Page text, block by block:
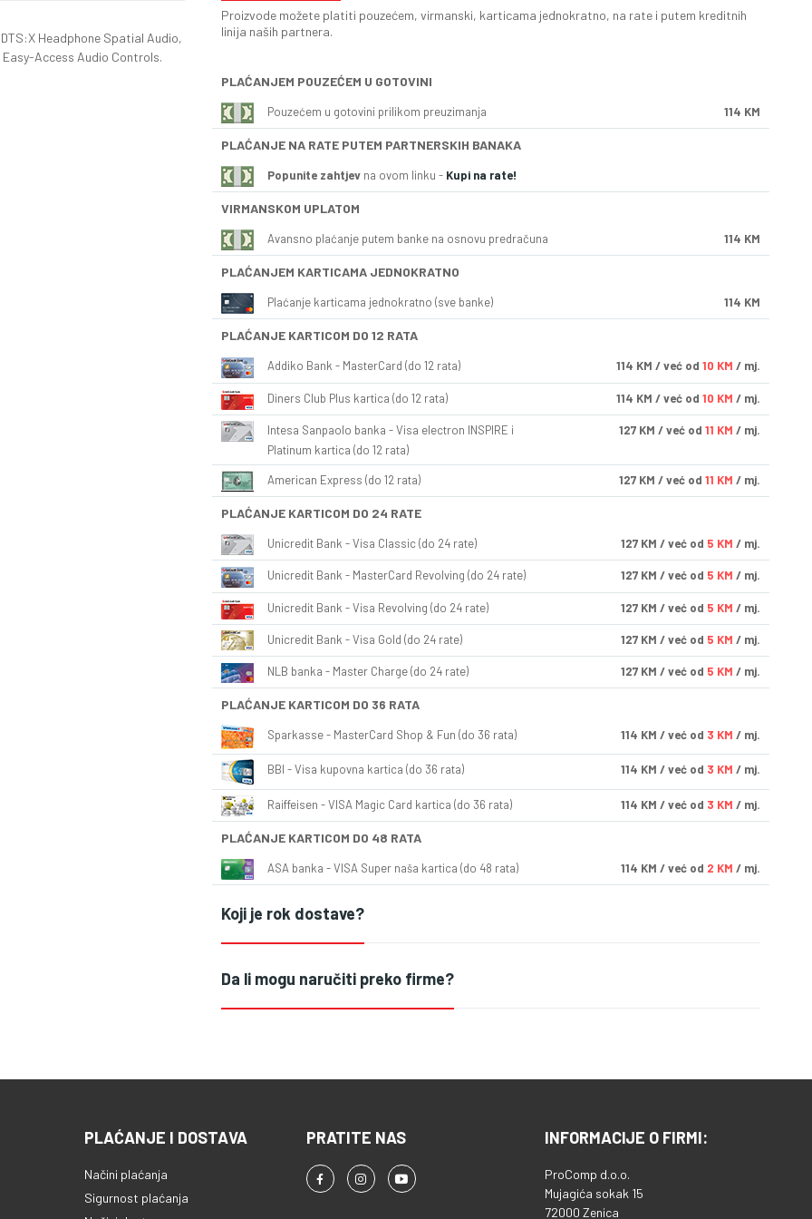
Headphone Spatial Audio,
Access Audio Controls.
Proizvode možete platiti pouzećem, virmanski, karticama jednokratno, na rate i putem kreditnih
linija naših partnera.
PLAĆANJEM POUZEĆEM U GOTOVINI
Pouzećem u gotovini prilikom preuzimanja 114 KM
PLAĆANJE NA RATE PUTEM PARTNERSKIH BANAKA
Popunite zahtjev na ovom linku - Kupi na rate!
VIRMANSKOM UPLATOM
Avansno plaćanje putem banke na osnovu predračuna 114 KM
PLAĆANJEM KARTICAMA JEDNOKRATNO
Plaćanje karticama jednokratno (sve banke) 114 KM
PLAĆANJE KARTICOM DO 12 RATA
Addiko Bank - MasterCard (do 12 rata) 114 KM / već od 10 KM / mj.
Diners Club Plus kartica (do 12 rata) 114 KM / već od 10 KM / mj.
Intesa Sanpaolo banka - Visa electron INSPIRE i
Platinum kartica (do 12 rata)
127 KM / već od 11 KM / mj.
American Express (do 12 rata) 127 KM / već od 11 KM / mj.
PLAĆANJE KARTICOM DO 24 RATE
Unicredit Bank - Visa Classic (do 24 rate) 127 KM / već od 5 KM / mj.
Unicredit Bank - MasterCard Revolving (do 24 rate) 127 KM / već od 5 KM / mj.
Unicredit Bank - Visa Revolving (do 24 rate) 127 KM / već od 5 KM / mj.
Unicredit Bank - Visa Gold (do 24 rate) 127 KM / već od 5 KM / mj.
NLB banka - Master Charge (do 24 rate) 127 KM / već od 5 KM / mj.
PLAĆANJE KARTICOM DO 36 RATA
Sparkasse - MasterCard Shop & Fun (do 36 rata) 114 KM / već od 3 KM / mj.
BBI - Visa kupovna kartica (do 36 rata) 114 KM / već od 3 KM / mj.
Raiffeisen - VISA Magic Card kartica (do 36 rata) 114 KM / već od 3 KM / mj.
PLAĆANJE KARTICOM DO 48 RATA
ASA banka - VISA Super naša kartica (do 48 rata) 114 KM / već od 2 KM / mj.
Koji je rok dostave?
Da li mogu naručiti preko firme?
PLAĆANJE I DOSTAVA
Načini plaćanja
Sigurnost plaćanja
PRATITE NAS INFORMACIJE O FIRMI:
ProComp d.o.o.
Mujagića sokak 15
72000 Zenica